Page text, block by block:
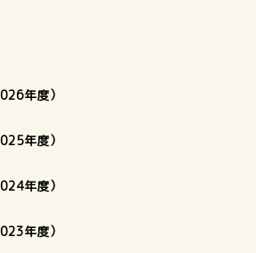
年度）
年度）
年度）
年度）